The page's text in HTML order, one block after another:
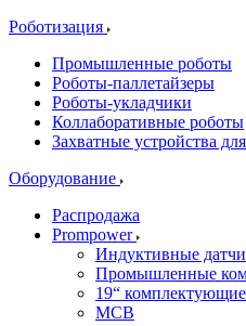
Роботизация
Промышленные роботы
Роботы-паллетайзеры
Роботы-укладчики
Коллаборативные роботы
Захватные устройства
Оборудование
Распродажа
Prompower
Индуктивные
Промышленные
19“ комплектующие
MCB